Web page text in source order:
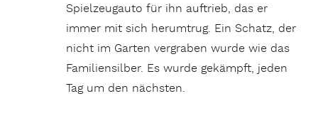
Spielzeugauto für ihn auftrieb, das er
immer mit sich herumtrug. Ein Schatz, der
nicht im Garten vergraben wurde wie das
Familiensilber. Es wurde gekämpft, jeden
Tag um den nächsten.